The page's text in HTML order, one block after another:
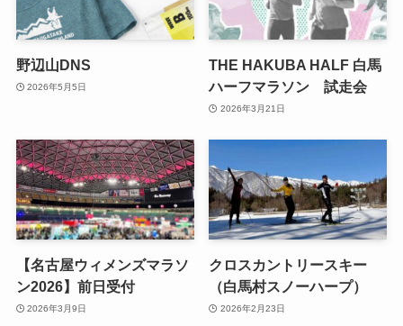
野辺山DNS
2026年5月5日
THE HAKUBA HALF 白馬
ハーフマラソン 試走会
2026年3月21日
【名古屋ウィメンズマラソ
ン2026】前日受付
2026年3月9日
クロスカントリースキー
（白馬村スノーハープ）
2026年2月23日